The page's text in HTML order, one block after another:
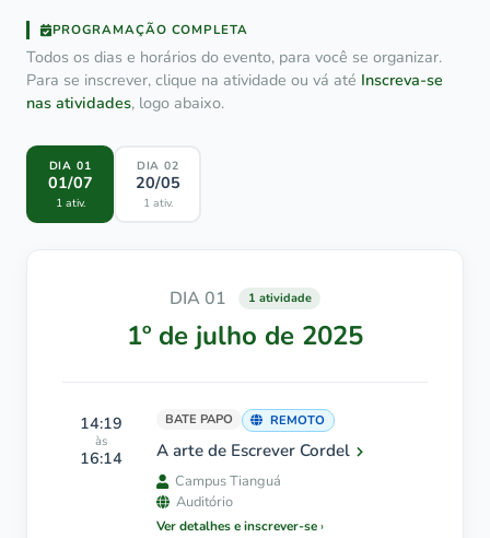
PROGRAMAÇÃO COMPLETA
Todos os dias e horários do evento, para você se organizar.
Para se inscrever, clique na atividade ou vá até Inscreva-se
nas atividades, logo abaixo.
DIA 01
01/07
1 ativ.
DIA 02
20/05
1 ativ.
DIA 01 1 atividade
1º de julho de 2025
14:19
às
16:14
BATE PAPO REMOTO
A arte de Escrever Cordel
Campus Tianguá
Auditório
Ver detalhes e inscrever-se